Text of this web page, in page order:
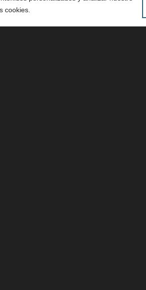
cookies.
Facebook, Instagram y LinkedIn
en datos demográficos, intereses,
sino que también optimiza tu